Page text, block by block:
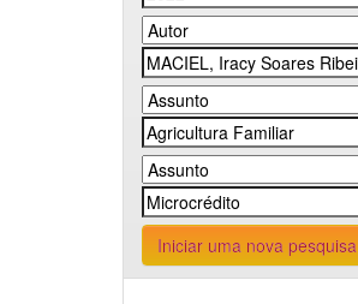
Iniciar uma nova pesquisa